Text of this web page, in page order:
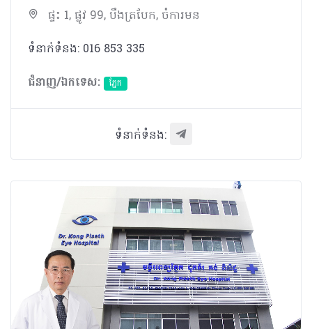
ផ្ទះ 1, ផ្លូវ 99, បឹងត្របែក, ចំការមន
ទំនាក់ទំនង: 016 853 335
ជំនាញ/ឯកទេស:
ភ្នែក​
ទំនាក់ទំនង: